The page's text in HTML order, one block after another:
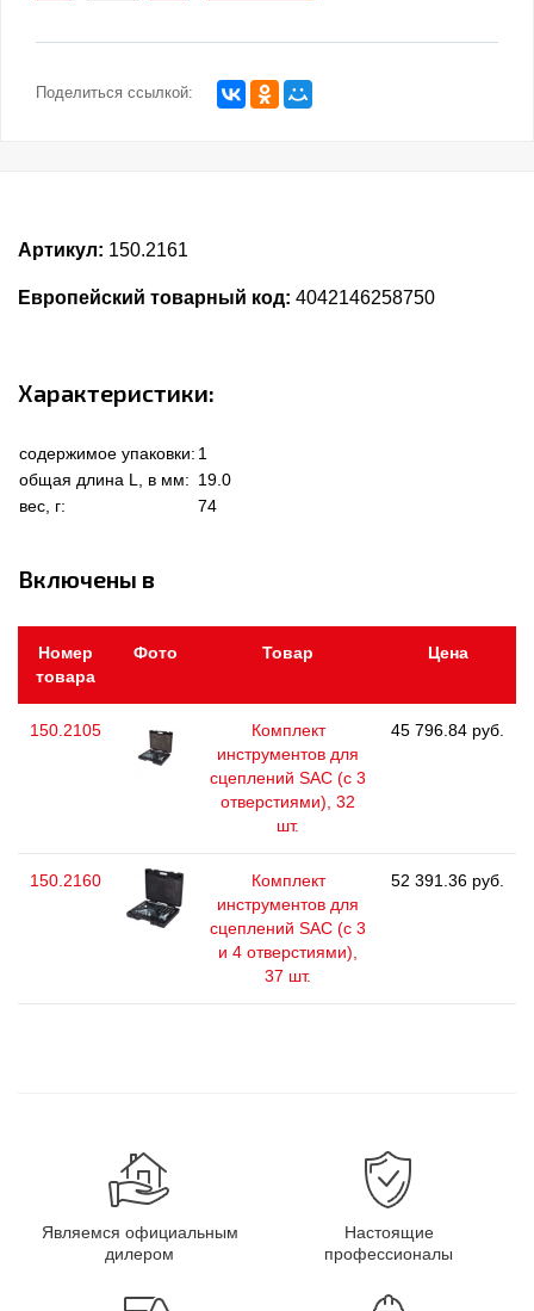
Поделиться ссылкой:
Артикул: 150.2161
Европейский товарный код: 4042146258750
Характеристики:
содержимое упаковки: 1
общая длина L, в мм: 19.0
вес, г:
74
Включены в
Номер
товара
Фото Товар Цена
150.2105
Комплект
инструментов для
сцеплений SAC (с 3
отверстиями), 32
шт.
45 796.84 руб.
150.2160
Комплект
инструментов для
сцеплений SAC (с 3
и 4 отверстиями),
37 шт.
52 391.36 руб.
Являемся официальным
дилером
Настоящие
профессионалы